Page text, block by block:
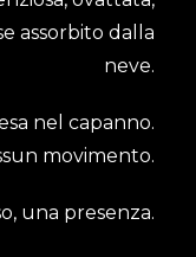
assorbito dalla
neve.
nel capanno.
movimento.
una presenza.